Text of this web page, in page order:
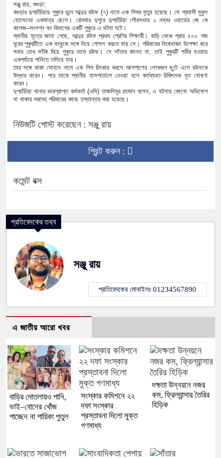
সঞ্জু রায়, বগুড়া:
বগুড়ার দুপচাঁচিয়ায় পুকুরে ডুবে আব্দুর রউফ (৭) নামে এক শিশুর মৃত্যু হয়েছে। সে প্রবাসী মুকুল
হোসেনের একমাত্র ছেলে। রোববার দুপুরে দুপচাঁচিয়া পৌরসভার ২ নম্বর ওয়ার্ডের জে কে
কলেজ–সংলগ্ন বন বিভাগের একটি পুকুরে এ ঘটনা ঘটে।
স্থানীয় সূত্রে জানা গেছে, আব্দুর রউফ প্রথম শ্রেণির শিক্ষার্থী। বাড়ি থেকে প্রায় ৫০০ গজ
দূরের পুকুরটিতে এক বন্ধুকে সঙ্গে নিয়ে গোসল করতে যায় সে। পরিবারের নিষেধাজ্ঞা উপেক্ষা করে
সবার চোখ ফাঁকি দিয়ে পুকুরে নামে রউফ। সে সাঁতার জানত না, তাই পুকুরটি গভীর হওয়ায়
একপর্যায়ে পানিতে তলিয়ে যায়।
তার সঙ্গে থাকা সোহান নামে এক শিশু চিৎকার করলে আশপাশের লোকজন ছুটে এসে রউফকে
উদ্ধার করেন। পরে তাকে স্থানীয় হাসপাতালে নেওয়া হলে কর্তব্যরত চিকিৎসক মৃত ঘোষণা
করেন।
দুপচাঁচিয়া থানার ভারপ্রাপ্ত কর্মকর্তা (ওসি) তাজলিমুর রহমান বলেন, এ ঘটনায় কোনো অভিযোগ
না থাকায় মরদেহ পরিবারের কাছে হস্তান্তর করা হয়েছে।
নিউজটি পোস্ট করেছেন : সঞ্জু রায়
প্রিন্ট করুন :
কমেন্ট বক্স
প্রতিবেদকের তথ্য
সঞ্জু রায়
প্রতিবেদকের মোবাইলঃ 01234567890
এ জাতীয় আরো খবর
বাড়ির দোতলায়ও পানি,
ভাই–বোনের খোঁজ
পাচ্ছেন না গায়িকা পুতুল
সংস্কার কমিশনে ২২
দফা সংস্কার
প্রস্তাবনা দিলো মুক্ত
গণমাধ্য
দক্ষতা উন্নয়নে নজর
কম, ফ্রিল্যান্সার তৈরির
হিড়িক